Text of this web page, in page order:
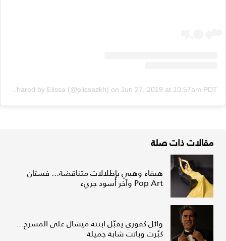
on Jun 27, 2019 at 10:57am PDT
مقالات ذات صلة
هيفاء وهبي بإطلالات متناقضة... فستان
Pop Art وآخر أسود جريء
وائل كفوري يقبّل ابنته ميشال على المسرح...
كبُرت وباتت شابة جميلة